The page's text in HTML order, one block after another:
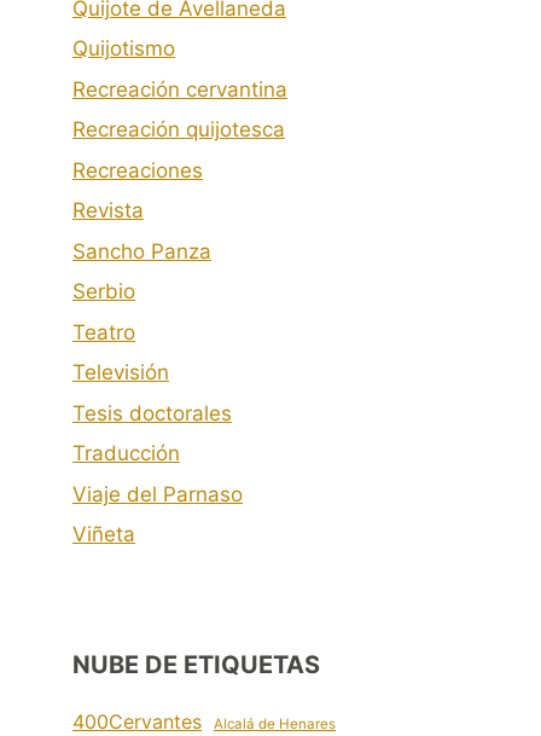
Quijote de Avellaneda
Quijotismo
Recreación cervantina
Recreación quijotesca
Recreaciones
Revista
Sancho Panza
Serbio
Teatro
Televisión
Tesis doctorales
Traducción
Viaje del Parnaso
Viñeta
NUBE DE ETIQUETAS
400Cervantes Alcalá de Henares